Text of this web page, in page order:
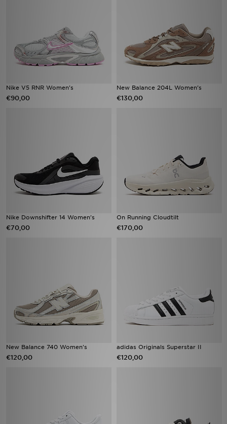
Nike V5 RNR Women's
€90,00
New Balance 204L Women's
€130,00
Nike Downshifter 14 Women's
€70,00
On Running Cloudtilt
€170,00
New Balance 740 Women's
€120,00
adidas Originals Superstar II
€120,00